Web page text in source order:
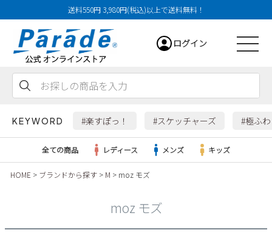
送料550円 3,980円(税込)以上で送料無料！
ログイン
KEYWORD #楽すぽっ！ #スケッチャーズ #極ふ
全ての商品 レディース メンズ キッズ
HOME ブランドから探す M moz モズ
moz モズ